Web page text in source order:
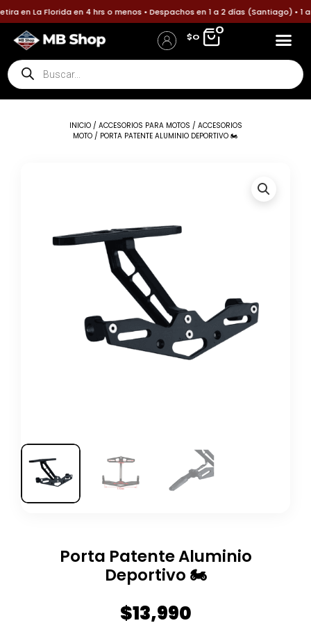
Ir
al
contenido
en La Florida en 4 hrs o menos • Despachos en 1 a 2 días (Santiago) •
$0
0
Búsqueda
de
productos
INICIO/ ACCESORIOS PARA MOTOS / ACCESORIOS
MOTO / PORTA PATENTE ALUMINIO DEPORTIVO 🏍️
Porta Patente Aluminio
Deportivo 🏍️
$13,990